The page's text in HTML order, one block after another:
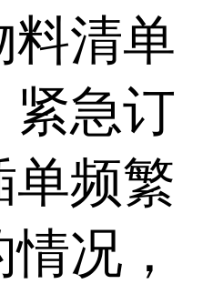
料清单
紧急订
单频繁
况，